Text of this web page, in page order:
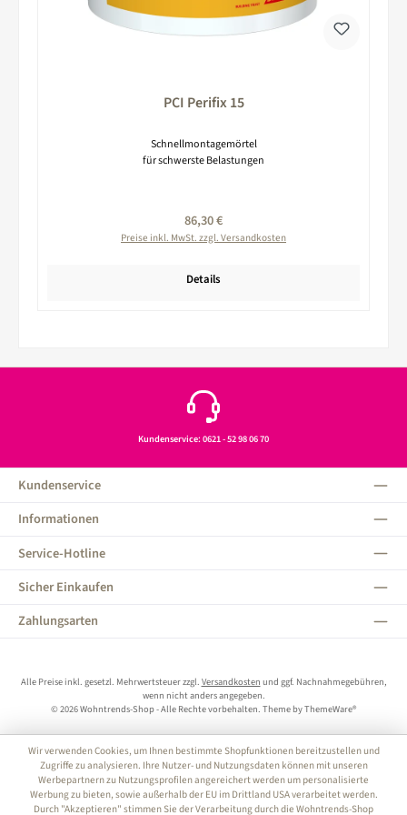
PCI Perifix 15
Schnellmontagemörtel
für schwerste Belastungen
Regulärer Preis:
86,30 €
Preise inkl. MwSt. zzgl. Versandkosten
Details
Kundenservice: 0621 - 52 98 06 70
Kundenservice
Informationen
Service-Hotline
Sicher Einkaufen
Zahlungsarten
Alle Preise inkl. gesetzl. Mehrwertsteuer zzgl. Versandkosten und ggf. Nachnahmegebühren,
wenn nicht anders angegeben.
© 2026 Wohntrends-Shop - Alle Rechte vorbehalten. Theme byThemeWare®
Wir verwenden Cookies, um Ihnen bestimmte Shopfunktionen bereitzustellen und
Zugriffe zu analysieren. Ihre Nutzer- und Nutzungsdaten können mit unseren
Werbepartnern zu Nutzungsprofilen angereichert werden um personalisierte
Werbung zu bieten, sowie außerhalb der EU im Drittland USA verarbeitet werden.
Durch "Akzeptieren" stimmen Sie der Verarbeitung durch die Wohntrends-Shop